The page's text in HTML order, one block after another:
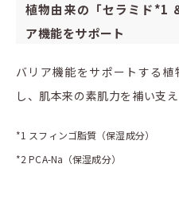
植物由来の「セラミド*1
ア機能をサポート
バリア機能をサポートする
し、肌本来の素肌力を補い支え
*1 スフィンゴ脂質（保湿成分）
*2 PCA-Na（保湿成分）